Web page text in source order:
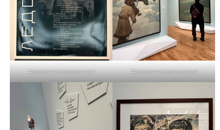
#арктическаягалерея #арктическаягалерея